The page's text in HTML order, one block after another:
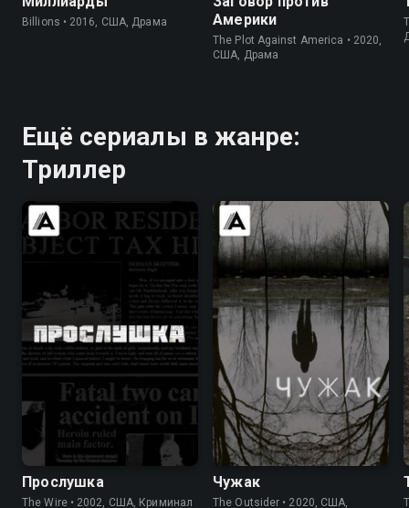
Billions • 2016, США, Драма
Америки
The Plot Against America • 2020,
США, Драма
Ещё сериалы в жанре:
Триллер
8.5 9.3
Прослушка
The Wire • 2002, США, Криминал
7.2 7.6
Чужак
The Outsider • 2020, США,